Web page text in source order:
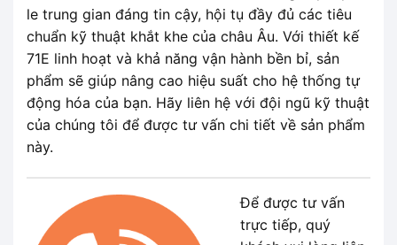
le trung gian đáng tin cậy, hội tụ đầy đủ các tiêu
chuẩn kỹ thuật khắt khe của châu Âu. Với thiết kế
71E linh hoạt và khả năng vận hành bền bỉ, sản
phẩm sẽ giúp nâng cao hiệu suất cho hệ thống tự
động hóa của bạn. Hãy liên hệ với đội ngũ kỹ thuật
của chúng tôi để được tư vấn chi tiết về sản phẩm
này.
Để được tư vấn
trực tiếp, quý